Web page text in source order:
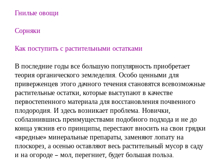
Гнилые овощи
Сорняки
Как поступить с растительными остатками
В последние годы все большую популярность приобретает
теория органического земледелия. Особо ценными для
приверженцев этого дачного течения становятся всевозможные
растительные остатки, которые выступают в качестве
первостепенного материала для восстановления почвенного
плодородия. И здесь возникает проблема. Новички,
соблазнившись преимуществами подобного подхода и не до
конца уяснив его принципы, перестают вносить на свои грядки
«вредные» минеральные препараты, заменяют лопату на
плоскорез, а осенью оставляют весь растительный мусор в саду
и на огороде – мол, перегниет, будет большая польза.